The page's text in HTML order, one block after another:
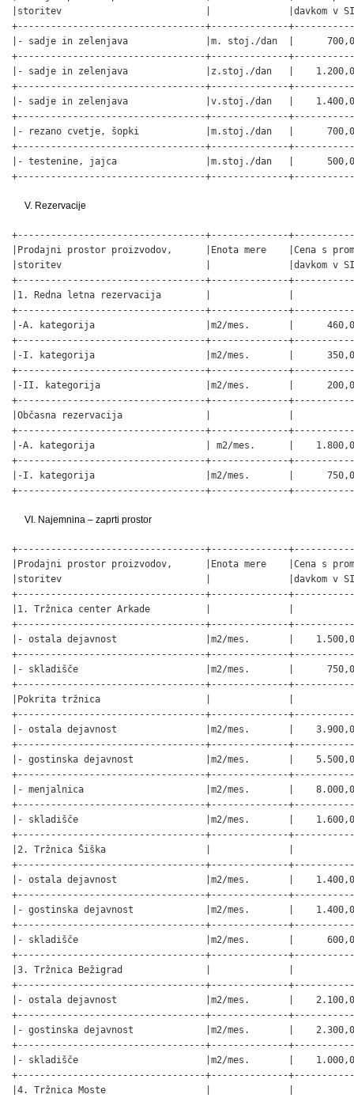
|storitev                          |              |davkom v
+----------------------------------+--------------
|- sadje in zelenjava              |m. stoj./dan  |
+----------------------------------+--------------
|- sadje in zelenjava              |z.stoj./dan   |
+----------------------------------+--------------
|- sadje in zelenjava              |v.stoj./dan   |
+----------------------------------+--------------
|- rezano cvetje, šopki            |m.stoj./dan   |
+----------------------------------+--------------
|- testenine, jajca                |m.stoj./dan   |
+----------------------------------+--------------
V. Rezervacije
+----------------------------------+--------------
|Prodajni prostor proizvodov,      |Enota mere    |Cena s
|storitev                          |              |davkom v
+----------------------------------+--------------
|1. Redna letna rezervacija        |              |
+----------------------------------+--------------
|-A. kategorija                    |m2/mes.       |
+----------------------------------+--------------
|-I. kategorija                    |m2/mes.       |
+----------------------------------+--------------
|-II. kategorija                   |m2/mes.       |
+----------------------------------+--------------
|Občasna rezervacija               |              |
+----------------------------------+--------------
|-A. kategorija                    | m2/mes.      |
+----------------------------------+--------------
|-I. kategorija                    |m2/mes.       |
+----------------------------------+--------------
VI. Najemnina – zaprti prostor
+----------------------------------+--------------
|Prodajni prostor proizvodov,      |Enota mere    |Cena s
|storitev                          |              |davkom v
+----------------------------------+--------------
|1. Tržnica center Arkade          |              |
+----------------------------------+--------------
|- ostala dejavnost                |m2/mes.       |
+----------------------------------+--------------
|- skladišče                       |m2/mes.       |
+----------------------------------+--------------
|Pokrita tržnica                   |              |
+----------------------------------+--------------
|- ostala dejavnost                |m2/mes.       |
+----------------------------------+--------------
|- gostinska dejavnost             |m2/mes.       |
+----------------------------------+--------------
|- menjalnica                      |m2/mes.       |
+----------------------------------+--------------
|- skladišče                       |m2/mes.       |
+----------------------------------+--------------
|2. Tržnica Šiška                  |              |
+----------------------------------+--------------
|- ostala dejavnost                |m2/mes.       |
+----------------------------------+--------------
|- gostinska dejavnost             |m2/mes.       |
+----------------------------------+--------------
|- skladišče                       |m2/mes.       |
+----------------------------------+--------------
|3. Tržnica Bežigrad               |              |
+----------------------------------+--------------
|- ostala dejavnost                |m2/mes.       |
+----------------------------------+--------------
|- gostinska dejavnost             |m2/mes.       |
+----------------------------------+--------------
|- skladišče                       |m2/mes.       |
+----------------------------------+--------------
|4. Tržnica Moste                  |              |